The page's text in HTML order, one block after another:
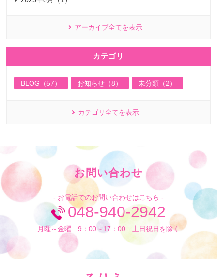
アーカイブ全てを表示
カテゴリ
BLOG（57） お知らせ（8） 未分類（2）
カテゴリ全てを表示
お問い合わせ
- お電話でのお問い合わせはこちら -
048-940-2942
月曜～金曜 9：00～17：00 土日祝日を除く